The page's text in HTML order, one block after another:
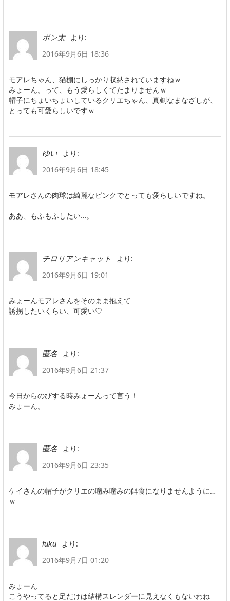
ポン太
より:
2016年9月6日 18:36
モアレちゃん、猫棚にしっかり収納されていますねｗ
みょーん。って、もう愛らしくてたまりませんｗ
帽子にちょいちょいしているクリエちゃん、真剣なまなざしが、
とっても可愛らしいですｗ
ゆい
より:
2016年9月6日 18:45
モアレさんの肉球は綺麗なピンクでとっても愛らしいですね。
ああ、もふもふしたい…。
チロリアンキャット
より:
2016年9月6日 19:01
みょーんモアレさんをそのまま抱えて
誘拐したいくらい、可愛い♡
匿名
より:
2016年9月6日 21:37
今日からのびする時みょーんって言う！
みょーん。
匿名
より:
2016年9月6日 23:35
ケイさんの帽子がクリエの噛み噛みの餌食になりませんように…
ｗ
fuku
より:
2016年9月7日 01:20
みょーん
こうやってると足だけは結構スレンダーに見えなくもないわね